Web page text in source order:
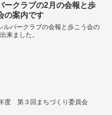
ークラブの2月の会報と歩
の案内です
ルバークラブの会報と歩こう会の
来ました。
度 第３回まちづくり委員会